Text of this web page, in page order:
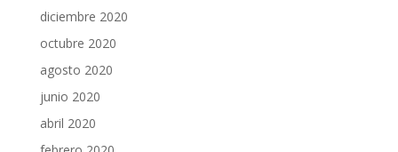
diciembre 2020
octubre 2020
agosto 2020
junio 2020
abril 2020